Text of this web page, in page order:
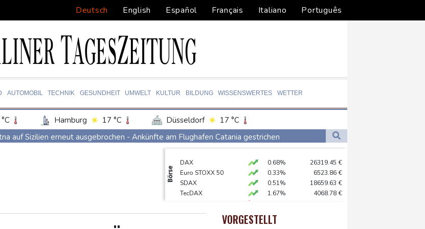
Deutsch English Español Français Italiano Português
AUTOMOBIL TECHNIK GESUNDHEIT UMWELT KULTUR BILDUNG WISSENSWERTES WETTER
Hamburg 17 °C Düsseldorf
17 °C
18 °C Leipzig 20 °C Dortmund
18 °C
Bremen
Wien
auf Sizilien erneut ausgebrochen - Ankünfte am Flughafen Catania gestrichen
GLA neu gegen alt: Der große Sprung ins Elektrozeitalter
gegen VW Tayron: Das bessere Familien-SUV
Cup: Müller mit Vancouver schon ausgeschieden
neuer Präsident kündigt "unermüdlichen" Kampf gegen Drogengewalt an
Börse
DAX 0.68% 26319.45 €
Euro STOXX 50
0.33% 6523.86 €
SDAX
0.51% 18659.63 €
TecDAX
1.67% 4068.78 €
EUR/USD
0.32%
2.28%
VORGESTELLT